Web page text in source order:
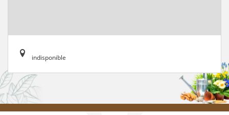
indisponible